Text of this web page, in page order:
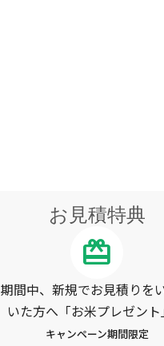
お見積特典
redeem
期間中、新規でお見積りを
いた方へ「お米プレゼント
キャンペーン期間限定